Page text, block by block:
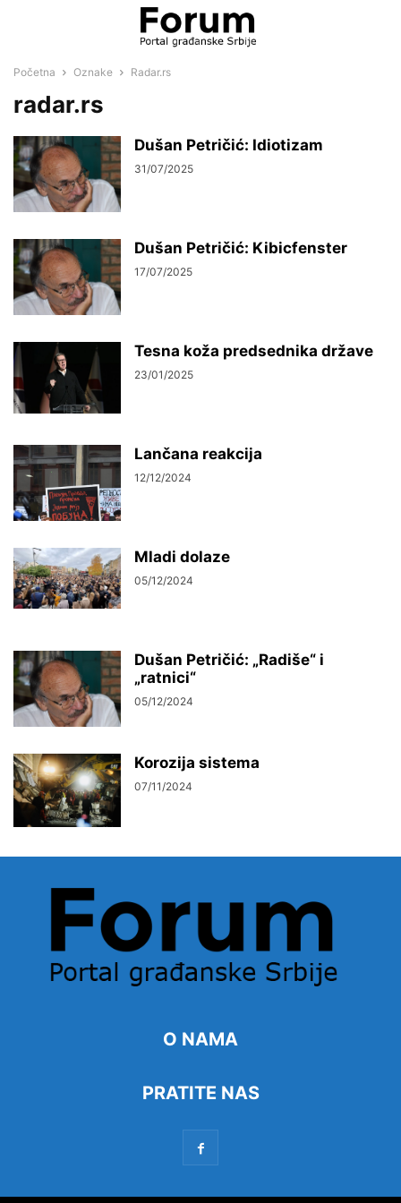
Početna Oznake Radar.rs
radar.rs
Dušan Petričić: Idiotizam
31/07/2025
Dušan Petričić: Kibicfenster
17/07/2025
Tesna koža predsednika države
23/01/2025
Lančana reakcija
12/12/2024
Mladi dolaze
05/12/2024
Dušan Petričić: „Radiše“ i
„ratnici“
05/12/2024
Korozija sistema
07/11/2024
O NAMA
PRATITE NAS